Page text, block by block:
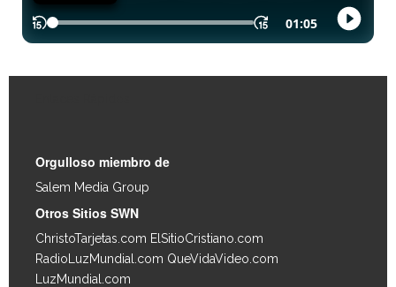
Orgulloso miembro de
Salem Media Group
Otros Sitios SWN
ChristoTarjetas.com ElSitioCristiano.com
RadioLuzMundial.com QueVidaVideo.com
LuzMundial.com